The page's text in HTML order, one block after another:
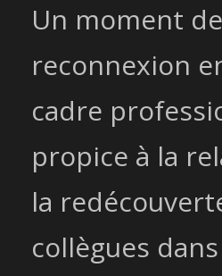
Un moment de
reconnexion
cadre
propice à la
la
collègues